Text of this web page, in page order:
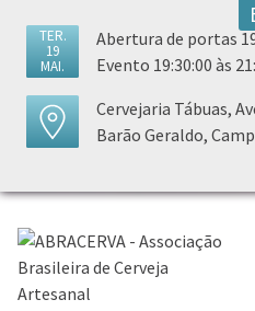
TER.
19
MAI.
Abertura de portas
Evento 19:30:00 às
Cervejaria Tábuas,
Barão Geraldo,